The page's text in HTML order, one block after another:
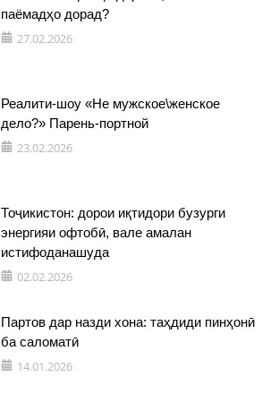
паёмадҳо дорад?
27.02.2026
Реалити-шоу «Не мужское\женское
дело?» Парень-портной
23.02.2026
Тоҷикистон: дорои иқтидори бузурги
энергияи офтобӣ, вале амалан
истифоданашуда
02.02.2026
Партов дар назди хона: таҳдиди пинҳонӣ
ба саломатӣ
14.01.2026